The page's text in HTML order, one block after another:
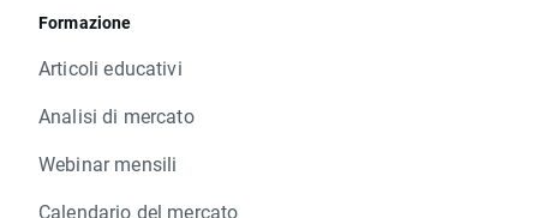
Formazione
Articoli educativi
Analisi di mercato
Webinar mensili
Calendario del mercato